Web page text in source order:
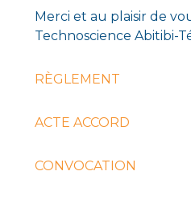
Merci et au plaisir de
Technoscience Abitibi-
RÈGLEMENT
ACTE ACCORD
CONVOCATION